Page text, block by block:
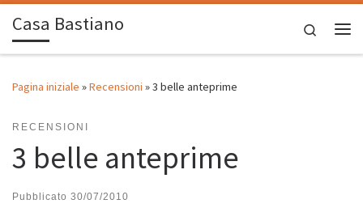
Passa al contenuto
Casa Bastiano
Search
Pagina iniziale »Recensioni »3 belle anteprime
RECENSIONI
3 belle anteprime
Pubblicato 30/07/2010